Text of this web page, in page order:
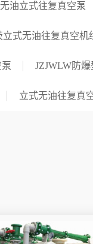
无油立式往复真空泵
立式无油往复真空机
JZJWLW防
立式无油往复真